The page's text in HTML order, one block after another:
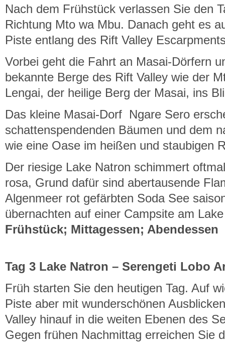
Nach dem Frühstück verlassen Sie den
Richtung Mto wa Mbu. Danach geht es
Piste entlang des Rift Valley
Vorbei geht die Fahrt an Masai-Dörfern
bekannte Berge des Rift Valley wie der
Lengai, der heilige Berg der Masai, ins
Das kleine Masai-Dorf Ngare Sero
schattenspendenden Bäumen und dem
wie eine Oase im heißen und staubigen
Der riesige Lake Natron schimmert
rosa, Grund dafür sind abertausende
Algenmeer rot gefärbten Soda See
übernachten auf einer Campsite am
Frühstück; Mittagessen; Abendessen
Tag 3 Lake Natron – Serengeti Lobo
Früh starten Sie den heutigen Tag. Auf
Piste aber mit wunderschönen
Valley hinauf in die weiten Ebenen des
Gegen frühen Nachmittag erreichen Sie